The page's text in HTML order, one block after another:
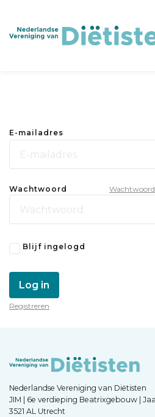
E-mailadres
Wachtwoord
Blijf ingelogd
Log in
Registreren
Nederlandse Vereniging van Diëtisten
JIM | 6e verdieping Beatrixgebouw |
3521 AL Utrecht